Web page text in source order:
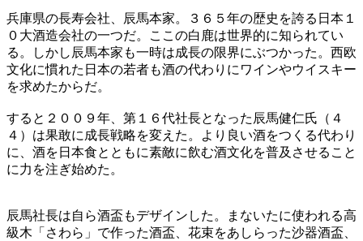
兵庫県の長寿会社、辰馬本家。３６５年の歴史を誇る日本１
０大酒造会社の一つだ。ここの白鹿は世界的に知られてい
る。しかし辰馬本家も一時は成長の限界にぶつかった。西欧
文化に慣れた日本の若者も酒の代わりにワインやウイスキー
を求めたからだ。
すると２００９年、第１６代社長となった辰馬健仁氏（４
４）は果敢に成長戦略を変えた。より良い酒をつくる代わり
に、酒を日本食とともに素敵に飲む酒文化を普及させること
に力を注ぎ始めた。
辰馬社長は自ら酒盃もデザインした。まないたに使われる高
級木「さわら」で作った酒盃、花束をあしらった沙器酒盃、